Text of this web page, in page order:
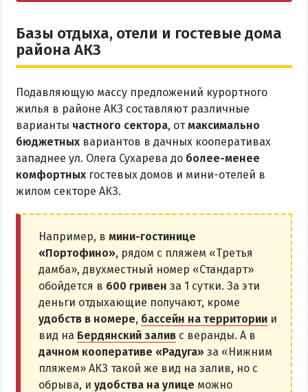
Базы отдыха, отели и гостевые дома
района АКЗ
Подавляющую массу предложений курортного
жилья в районе АКЗ составляют различные
варианты частного сектора, отмаксимально
бюджетных вариантов в дачных кооперативах
западнее ул. Олега Сухарева до более-менее
комфортных гостевых домов и мини-отелей в
жилом секторе АКЗ.
Например, в мини-гостинице
«Портофино», рядом с пляжем «Третья
дамба», двухместный номер «Стандарт»
обойдется в 600 гривен за 1 сутки. За эти
деньги отдыхающие получают, кроме
удобств в номере, бассейн на территории и
вид на Бердянский залив с веранды. А в
дачном кооперативе «Радуга» за «Нижним
пляжем» АКЗ такой же вид на залив, но с
обрыва, и удобства на улице можно